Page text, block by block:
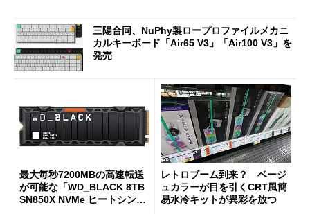
三陽合同、NuPhy製ロープロファイルメカニ
カルキーボード「Air65 V3」「Air100 V3」を
発売
最大毎秒7200MBの高速転送
が可能な「WD_BLACK 8TB
SN850X NVMe ヒートシンク
レトロブーム到来？ ベージ
ュカラーが目を引くCRT風簡
易水冷キットが異彩を放つ